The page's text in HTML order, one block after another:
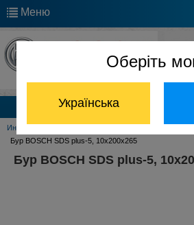
Оберіть
Українська
Меню
Каталог продукции
Инструмент Bosch
Бур BOSCH SDS plus-5, 10x200x265
Бур BOSCH SDS plus-5,